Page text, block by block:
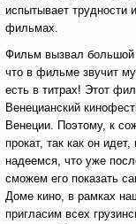
испытывает трудности
фильмах.
Фильм вызвал большой
что в фильме звучит
есть в титрах! Этот
Венецианский
Венеции. Поэтому, к
прокат, так как он
надеемся, что уже
сможем его показать
Доме кино, в рамках
пригласим всех